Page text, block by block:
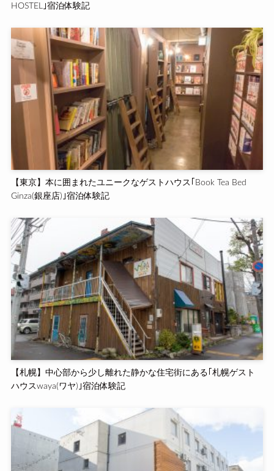
HOSTEL｣宿泊体験記
【東京】本に囲まれたユニークなゲストハウス｢Book Tea Bed
Ginza(銀座店)｣宿泊体験記
【札幌】中心部から少し離れた静かな住宅街にある｢札幌ゲスト
ハウスwaya(ワヤ)｣宿泊体験記